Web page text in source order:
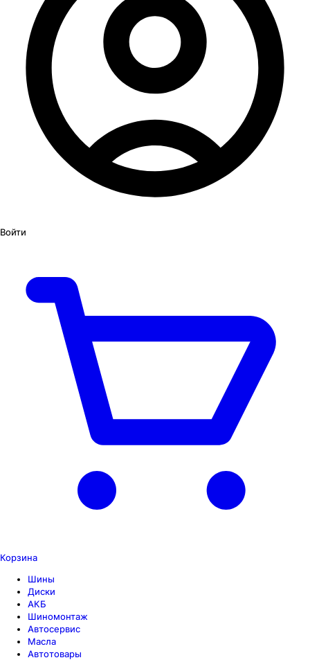
Войти
Корзина
Шины
Диски
АКБ
Шиномонтаж
Автосервис
Масла
Автотовары